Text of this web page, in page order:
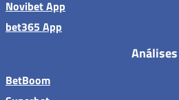
Novibet App
bet365 App
Análises
BetBoom